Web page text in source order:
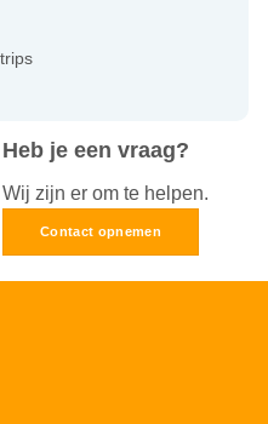
Heb je een vraag?
Wij zijn er om te helpen.
Contact opnemen